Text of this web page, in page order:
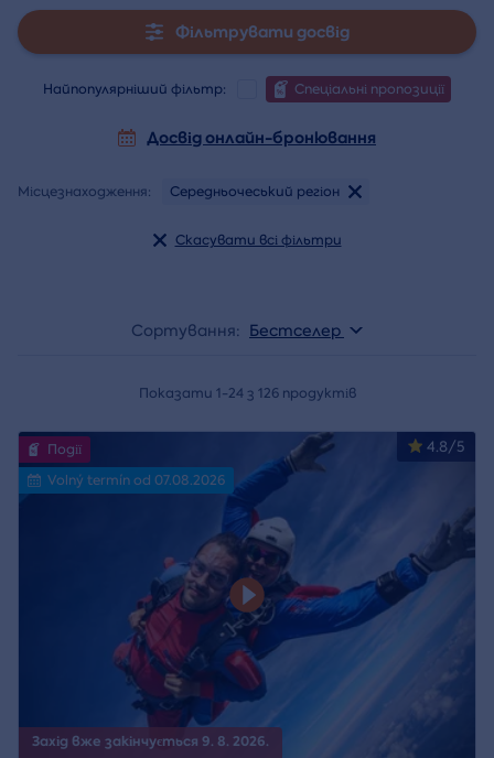
Фільтрувати досвід
Найпопулярніший фільтр: Спеціальні пропозиції
Досвід онлайн-бронювання
Місцезнаходження: Середньочеський регіон
Скасувати всі фільтри
Сортування: Бестселер
Показати 1-24 з 126 продуктів
Захід вже закінчується 9. 8. 2026.
4.8/5
Події
Volný termín od 07.08.2026